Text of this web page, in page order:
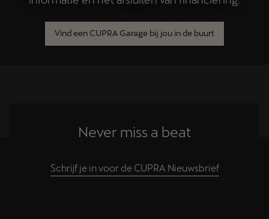
Vind een CUPRA Garage bij jou in de buurt
Never miss a beat
Schrijf je in voor de CUPRA Nieuwsbrief